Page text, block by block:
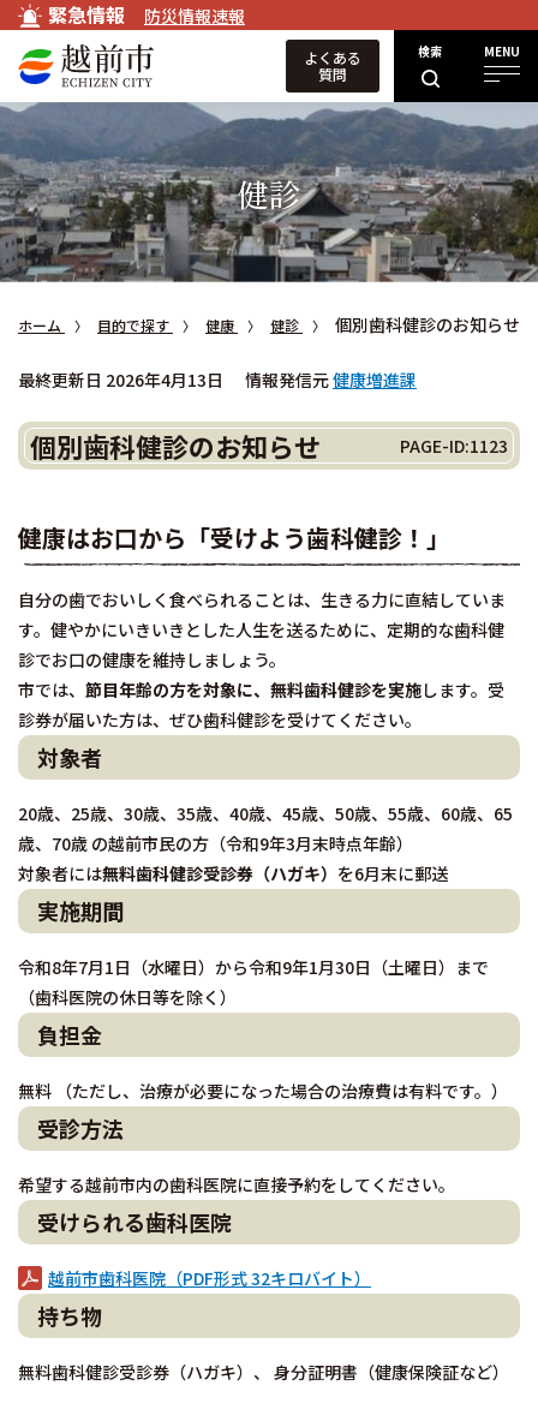
緊急情報 防災情報速報
検索 MENU
よくある
質問
健診
ホーム 目的で探す 健康 健診 個別歯科健診のお知らせ
最終更新日 2026年4月13日 情報発信元健康増進課
個別歯科健診のお知らせ PAGE-ID:1123
健康はお口から「受けよう歯科健診！」
自分の歯でおいしく食べられることは、生きる力に直結していま
す。健やかにいきいきとした人生を送るために、定期的な歯科健
診でお口の健康を維持しましょう。
市では、 節目年齢の方を対象に、無料歯科健診を実施します。受
診券が届いた方は、ぜひ歯科健診を受けてください。
対象者
20歳、25歳、30歳、35歳、40歳、45歳、50歳、55歳、60歳、65
歳、70歳 の越前市民の方（令和9年3月末時点年齢）
対象者には無料歯科健診受診券（ハガキ） を6月末に郵送
実施期間
令和8年7月1日（水曜日）から令和9年1月30日（土曜日）まで
（歯科医院の休日等を除く）
負担金
無料 （ただし、治療が必要になった場合の治療費は有料です。）
受診方法
希望する越前市内の歯科医院に直接予約をしてください。
受けられる歯科医院
越前市歯科医院（PDF形式 32キロバイト）
持ち物
無料歯科健診受診券（ハガキ）、 身分証明書（健康保険証など）